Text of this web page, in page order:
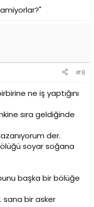
#8
ne iş yaptığını
sıra geldiğinde
der.
soyar soğana
başka bir bölüğe
sana bir asker